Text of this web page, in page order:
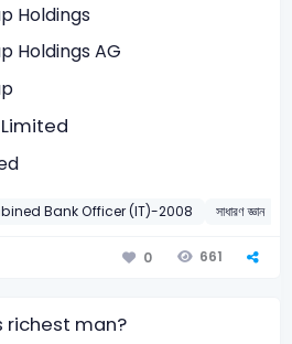
Holdings
Holdings AG
Bank Officer (IT)-2008 সাধারণ জ্ঞান
0 661
richest man?